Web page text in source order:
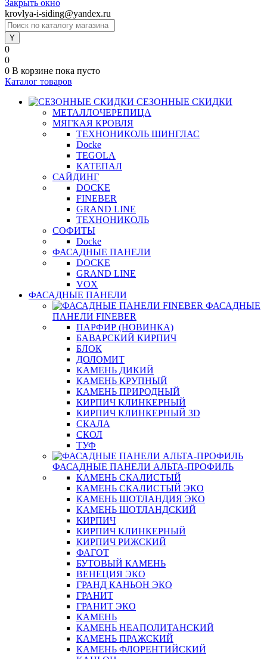
Закрыть окно
krovlya-i-siding@yandex.ru
0
0
0 В корзине пока пусто
Каталог товаров
СЕЗОННЫЕ СКИДКИ
МЕТАЛЛОЧЕРЕПИЦА
МЯГКАЯ КРОВЛЯ
ТЕХНОНИКОЛЬ ШИНГЛАС
Docke
TEGOLA
КАТЕПАЛ
САЙДИНГ
DOCKE
FINEBER
GRAND LINE
ТЕХНОНИКОЛЬ
СОФИТЫ
Docke
ФАСАДНЫЕ ПАНЕЛИ
DOCKE
GRAND LINE
VOX
ФАСАДНЫЕ ПАНЕЛИ
ФАСАДНЫЕ
ПАНЕЛИ FINEBER
ПАРФИР (НОВИНКА)
БАВАРСКИЙ КИРПИЧ
БЛОК
ДОЛОМИТ
КАМЕНЬ ДИКИЙ
КАМЕНЬ КРУПНЫЙ
КАМЕНЬ ПРИРОДНЫЙ
КИРПИЧ КЛИНКЕРНЫЙ
КИРПИЧ КЛИНКЕРНЫЙ 3D
СКАЛА
СКОЛ
ТУФ
ФАСАДНЫЕ ПАНЕЛИ АЛЬТА-ПРОФИЛЬ
КАМЕНЬ СКАЛИСТЫЙ
КАМЕНЬ СКАЛИСТЫЙ ЭКО
КАМЕНЬ ШОТЛАНДИЯ ЭКО
КАМЕНЬ ШОТЛАНДСКИЙ
КИРПИЧ
КИРПИЧ КЛИНКЕРНЫЙ
КИРПИЧ РИЖСКИЙ
ФАГОТ
БУТОВЫЙ КАМЕНЬ
ВЕНЕЦИЯ ЭКО
ГРАНД КАНЬОН ЭКО
ГРАНИТ
ГРАНИТ ЭКО
КАМЕНЬ
КАМЕНЬ НЕАПОЛИТАНСКИЙ
КАМЕНЬ ПРАЖСКИЙ
КАМЕНЬ ФЛОРЕНТИЙСКИЙ